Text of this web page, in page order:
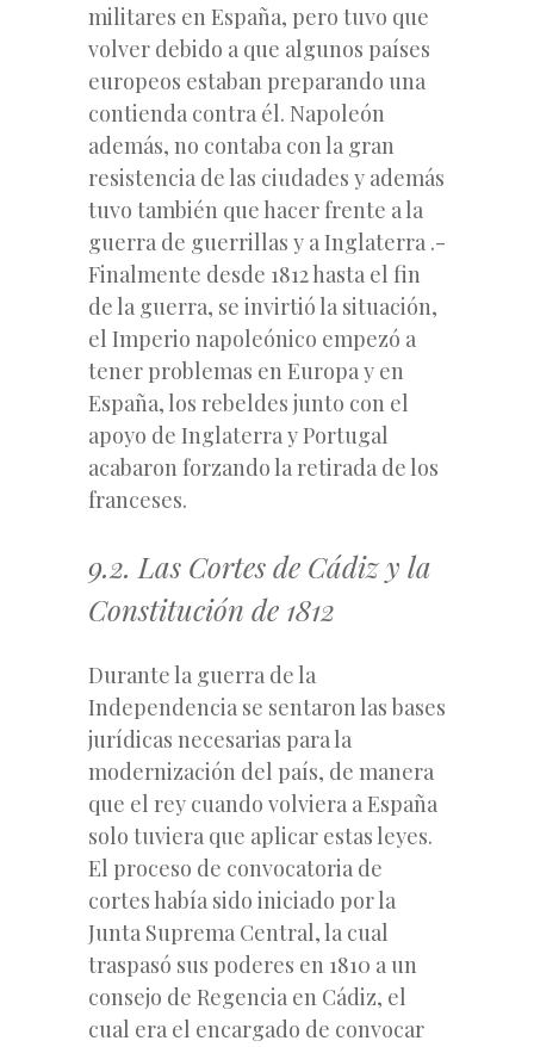
militares en España, pero tuvo que
volver debido a que algunos países
europeos estaban preparando una
contienda contra él. Napoleón
además, no contaba con la gran
resistencia de las ciudades y además
tuvo también que hacer frente a la
guerra de guerrillas y a Inglaterra .-
Finalmente desde 1812 hasta el fin
de la guerra, se invirtió la situación,
el Imperio napoleónico empezó a
tener problemas en Europa y en
España, los rebeldes junto con el
apoyo de Inglaterra y Portugal
acabaron forzando la retirada de los
franceses.
9.2. Las Cortes de Cádiz y la
Constitución de 1812
Durante la guerra de la
Independencia se sentaron las bases
jurídicas necesarias para la
modernización del país, de manera
que el rey cuando volviera a España
solo tuviera que aplicar estas leyes.
El proceso de convocatoria de
cortes había sido iniciado por la
Junta Suprema Central, la cual
traspasó sus poderes en 1810 a un
consejo de Regencia en Cádiz, el
cual era el encargado de convocar